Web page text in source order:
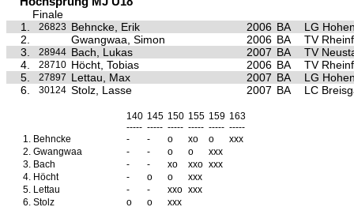
Finale
1.
26823 Behncke, Erik 2006 BA
LG
2.
Gwangwaa, Simon 2006 BA
TV
3.
28944 Bach, Lukas 2007 BA
TV
4.
28710 Höcht, Tobias 2006 BA
TV
5.
27897 Lettau, Max 2007 BA
LG
6.
30124 Stolz, Lasse 2007 BA LC
140 145 150 155 159 163
----- ----- ----- ----- ----- -----
1. Behncke - - o xo o
xxx
2. Gwangwaa - - o o
xxx
3. Bach - - xo xxo xxx
4. Höcht - o o
xxx
5. Lettau - - xxo xxx
6. Stolz o o xxx